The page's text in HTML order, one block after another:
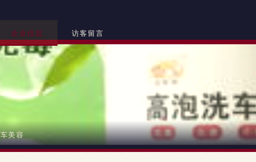
企业信息 访客留言
美容